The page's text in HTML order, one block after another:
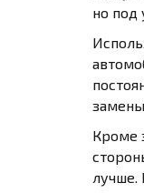
но под
Кроме
лучше.